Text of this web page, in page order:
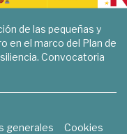
de las pequeñas y
en el marco del Plan de
Convocatoria
generales
Cookies